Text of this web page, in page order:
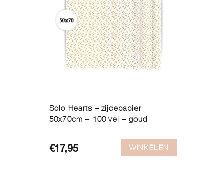
Solo Hearts – zijdepapier
50x70cm – 100 vel – goud
€17,95 WINKELEN